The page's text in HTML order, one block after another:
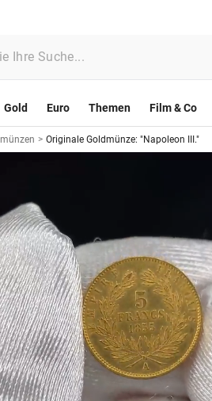
Gold Euro Themen Film & Co
> Originale Goldmünze: "Napoleon III."